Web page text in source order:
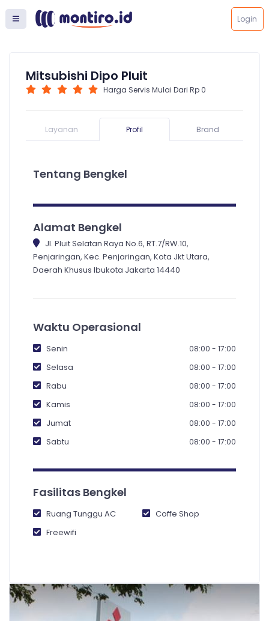
Login
Mitsubishi Dipo Pluit
Harga Servis Mulai Dari Rp 0
Layanan Profil Brand
Tentang Bengkel
Alamat Bengkel
Jl. Pluit Selatan Raya No.6, RT.7/RW.10,
Penjaringan, Kec. Penjaringan, Kota Jkt Utara,
Daerah Khusus Ibukota Jakarta 14440
Waktu Operasional
Senin 08:00 - 17:00
Selasa 08:00 - 17:00
Rabu 08:00 - 17:00
Kamis 08:00 - 17:00
Jumat 08:00 - 17:00
Sabtu 08:00 - 17:00
Fasilitas Bengkel
Ruang Tunggu AC
Coffe Shop
Freewifi